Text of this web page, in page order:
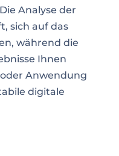
Analyse der
sich auf das
während die
Ihnen
Anwendung
digitale